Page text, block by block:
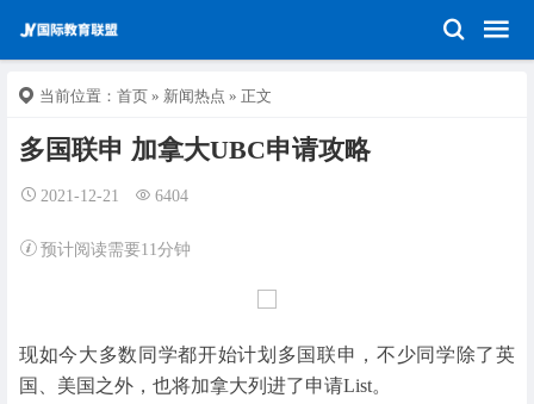
当前位置： 首页 » 新闻热点 » 正文
多国联申 加拿大UBC申请攻略
2021-12-21 6404
预计阅读需要11分钟
现如今大多数同学都开始计划多国联申，不少同学除了英
国、美国之外，也将加拿大列进了申请List。